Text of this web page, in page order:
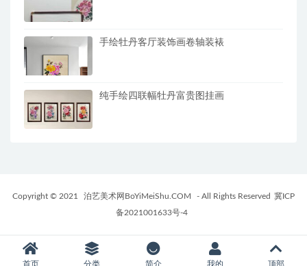
手绘牡丹客厅装饰画卷轴装裱
纯手绘四联幅牡丹富贵图挂画
Copyright © 2021 泊艺美术网BoYiMeiShu.COM - All Rights Reserved 冀ICP
备2021001633号-4
首页 分类 简介 我的 顶部